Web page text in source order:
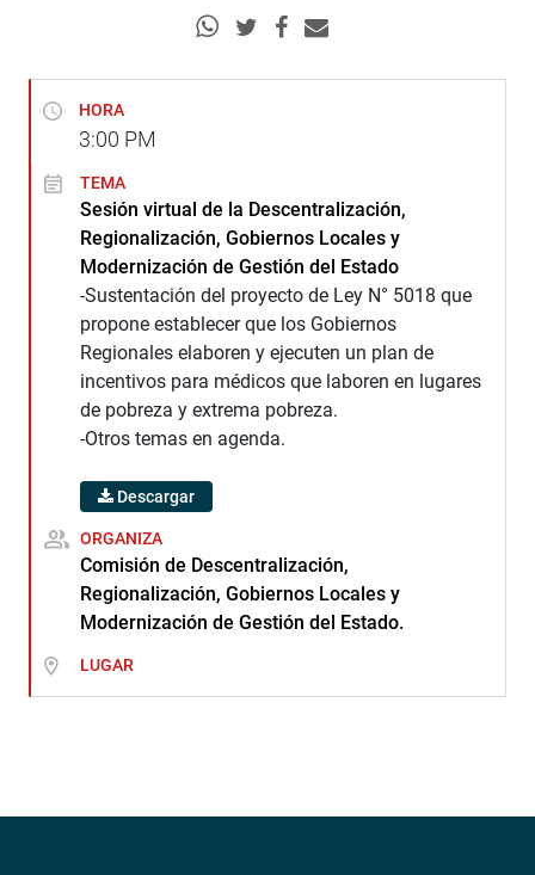
HORA
3:00 PM
TEMA
Sesión virtual de la Descentralización,
Regionalización, Gobiernos Locales y
Modernización de Gestión del Estado
-Sustentación del proyecto de Ley N° 5018 que
propone establecer que los Gobiernos
Regionales elaboren y ejecuten un plan de
incentivos para médicos que laboren en lugares
de pobreza y extrema pobreza.
-Otros temas en agenda.
Descargar
ORGANIZA
Comisión de Descentralización,
Regionalización, Gobiernos Locales y
Modernización de Gestión del Estado.
LUGAR